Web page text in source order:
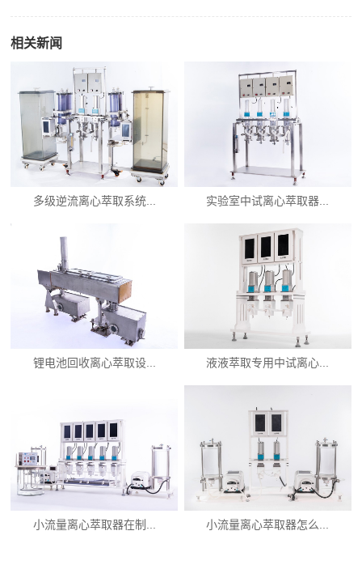
相关新闻
多级逆流离心萃取系统... 实验室中试离心萃取器...
锂电池回收离心萃取设... 液液萃取专用中试离心...
小流量离心萃取器在制... 小流量离心萃取器怎么...